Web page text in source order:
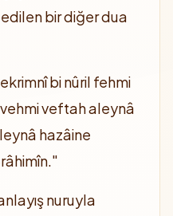
bir diğer dua
bi nûril fehmi
veftah aleynâ
hazâine
nuruyla